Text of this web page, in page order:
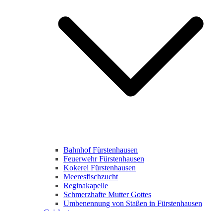
Bahnhof Fürstenhausen
Feuerwehr Fürstenhausen
Kokerei Fürstenhausen
Meeresfischzucht
Reginakapelle
Schmerzhafte Mutter Gottes
Umbenennung von Staßen in Fürstenhausen